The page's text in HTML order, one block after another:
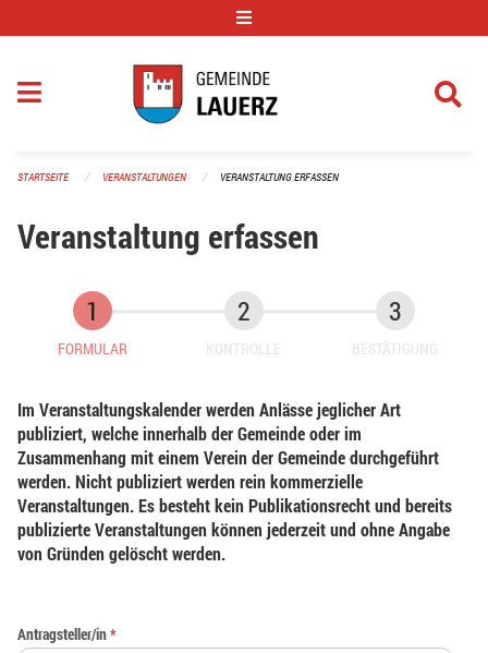
STARTSEITE VERANSTALTUNGEN VERANSTALTUNG ERFASSEN
Veranstaltung erfassen
FORMULAR KONTROLLE BESTÄTIGUNG
Im Veranstaltungskalender werden Anlässe jeglicher Art
publiziert, welche innerhalb der Gemeinde oder im
Zusammenhang mit einem Verein der Gemeinde durchgeführt
werden. Nicht publiziert werden rein kommerzielle
Veranstaltungen. Es besteht kein Publikationsrecht und bereits
publizierte Veranstaltungen können jederzeit und ohne Angabe
von Gründen gelöscht werden.
Antragsteller/in*